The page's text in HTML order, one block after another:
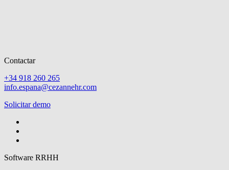
Contactar
+34 918 260 265
info.espana@cezannehr.com
Solicitar demo
Software RRHH